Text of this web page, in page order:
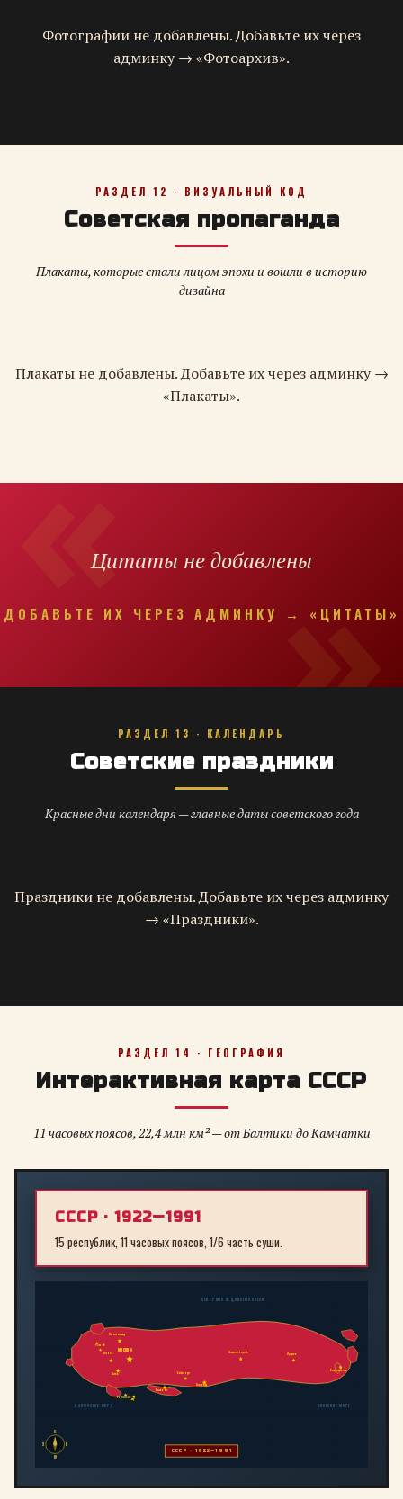
Фотографии не добавлены. Добавьте их через
админку → «Фотоархив».
РАЗДЕЛ 12 · ВИЗУАЛЬНЫЙ КОД
Советская пропаганда
Плакаты, которые стали лицом эпохи и вошли в историю
дизайна
Плакаты не добавлены. Добавьте их через админку →
«Плакаты».
Цитаты не добавлены
ДОБАВЬТЕ ИХ ЧЕРЕЗ АДМИНКУ → «ЦИТАТЫ»
РАЗДЕЛ 13 · КАЛЕНДАРЬ
Советские праздники
Красные дни календаря — главные даты советского года
Праздники не добавлены. Добавьте их через админку
→ «Праздники».
РАЗДЕЛ 14 · ГЕОГРАФИЯ
Интерактивная карта СССР
11 часовых поясов, 22,4 млн км² — от Балтики до Камчатки
СССР · 1922—1991
15 республик, 11 часовых поясов, 1/6 часть суши.
МОСКВА
Ленинград
Киев
Минск
Ташкент
Алма-Ата
Байконур
Новосибирск Иркутск
Владивосток
ТбилисиБаку
Рига
С
Ю
З
В
СССР · 1922—1991
БАЛТИЙСКОЕ МОРЕ
СЕВЕРНЫЙ ЛЕДОВИТЫЙ ОКЕАН
ЯПОНСКОЕ МОРЕ